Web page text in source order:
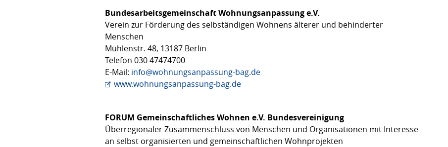
Bundesarbeitsgemeinschaft Wohnungsanpassung e.V.
Verein zur Förderung des selbständigen Wohnens älterer und behinderter
Menschen
Mühlenstr. 48, 13187 Berlin
Telefon 030 47474700
E-Mail: info@wohnungsanpassung-bag.de
www.wohnungsanpassung-bag.de
FORUM Gemeinschaftliches Wohnen e.V. Bundesvereinigung
Überregionaler Zusammenschluss von Menschen und Organisationen mit Interesse
an selbst organisierten und gemeinschaftlichen Wohnprojekten